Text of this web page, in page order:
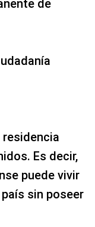
de
Es decir,
puede vivir
sin poseer